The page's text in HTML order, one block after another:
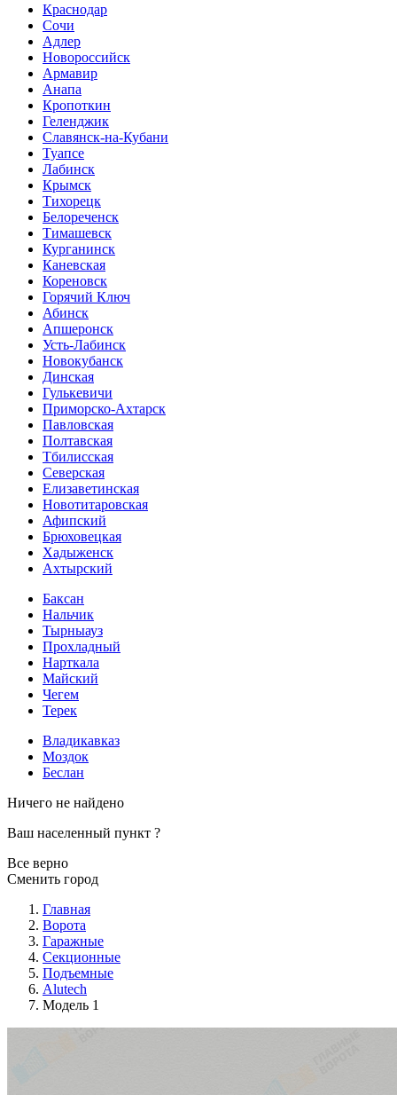
Краснодар
Сочи
Адлер
Новороссийск
Армавир
Анапа
Кропоткин
Геленджик
Славянск-на-Кубани
Туапсе
Лабинск
Крымск
Тихорецк
Белореченск
Тимашевск
Курганинск
Каневская
Кореновск
Горячий Ключ
Абинск
Апшеронск
Усть-Лабинск
Новокубанск
Динская
Гулькевичи
Приморско-Ахтарск
Павловская
Полтавская
Тбилисская
Северская
Елизаветинская
Новотитаровская
Афипский
Брюховецкая
Хадыженск
Ахтырский
Баксан
Нальчик
Тырныауз
Прохладный
Нарткала
Майский
Чегем
Терек
Владикавказ
Моздок
Беслан
Ничего не найдено
Ваш населенный пункт ?
Все верно
Сменить город
Главная
Ворота
Гаражные
Секционные
Подъемные
Alutech
Модель 1